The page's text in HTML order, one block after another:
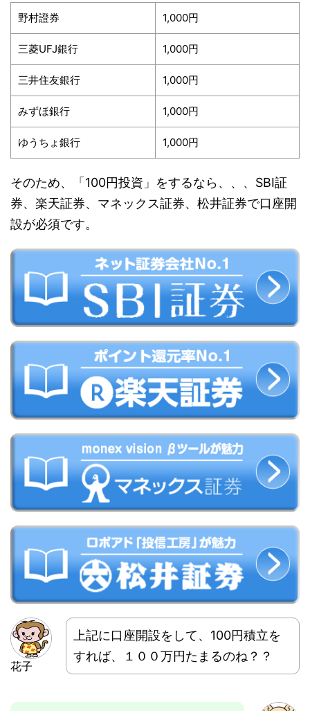
野村證券 1,000円
三菱UFJ銀行 1,000円
三井住友銀行 1,000円
みずほ銀行 1,000円
ゆうちょ銀行 1,000円
そのため、「100円投資」をするなら、、、SBI証
券、楽天証券、マネックス証券、松井証券で口座開
設が必須です。
花子
上記に口座開設をして、100円積立を
すれば、１００万円たまるのね？？